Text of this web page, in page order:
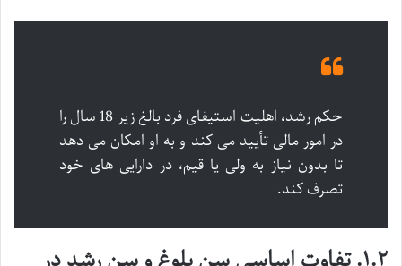
حکم رشد، اهلیت استیفای فرد بالغ زیر 18 سال را
در امور مالی تأیید می کند و به او امکان می دهد
تا بدون نیاز به ولی یا قیم، در دارایی های خود
تصرف کند.